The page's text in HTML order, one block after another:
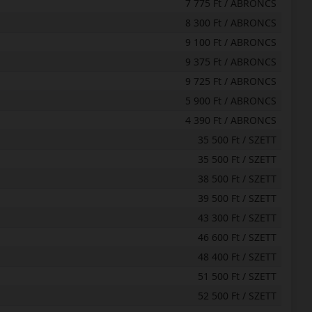
7 775 Ft / ABRONCS
8 300 Ft / ABRONCS
9 100 Ft / ABRONCS
9 375 Ft / ABRONCS
9 725 Ft / ABRONCS
5 900 Ft / ABRONCS
4 390 Ft / ABRONCS
35 500 Ft / SZETT
35 500 Ft / SZETT
38 500 Ft / SZETT
39 500 Ft / SZETT
43 300 Ft / SZETT
46 600 Ft / SZETT
48 400 Ft / SZETT
51 500 Ft / SZETT
52 500 Ft / SZETT